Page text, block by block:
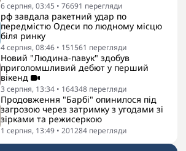
6 серпня, 03:45 • 76691 перегляди
рф завдала ракетний удар по
передмістю Одеси по людному місцю
біля ринку
4 серпня, 08:46 • 151561 перегляди
Новий "Людина-павук" здобув
приголомшливий дебют у перший
вікенд
3 серпня, 13:34 • 164348 перегляди
Продовження "Барбі" опинилося під
загрозою через затримку з угодами зі
зірками та режисеркою
1 серпня, 13:49 • 201284 перегляди